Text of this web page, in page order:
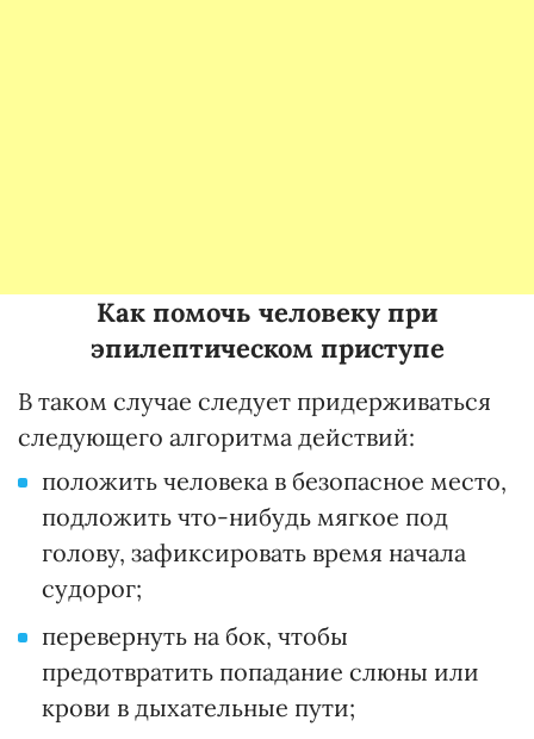
Как помочь человеку при
эпилептическом приступе
В таком случае следует придерживаться
следующего алгоритма действий:
положить человека в безопасное место,
подложить что-нибудь мягкое под
голову, зафиксировать время начала
судорог;
перевернуть на бок, чтобы
предотвратить попадание слюны или
крови в дыхательные пути;